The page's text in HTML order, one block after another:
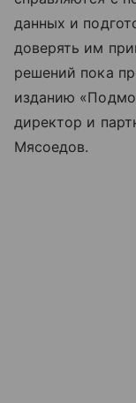
данных и
доверять им
решений пока
изданию
директор и
Мясоедов.